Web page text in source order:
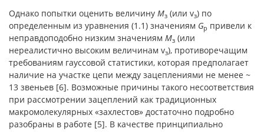
Однако попытки оценить величину Мз (или vз) по
определенным из уравнения (1.1) значениям Gp привели к
неправдоподобно низким значениям Мз (или
нереалистично высоким величинам vз), противоречащим
требованиям гауссовой статистики, которая предполагает
наличие на участке цепи между зацеплениями не менее ~
13 звеньев [6]. Возможные причины такого несоответствия
при рассмотрении зацеплений как традиционных
макромолекулярных «захлестов» достаточно подробно
разобраны в работе [5]. В качестве принципиально